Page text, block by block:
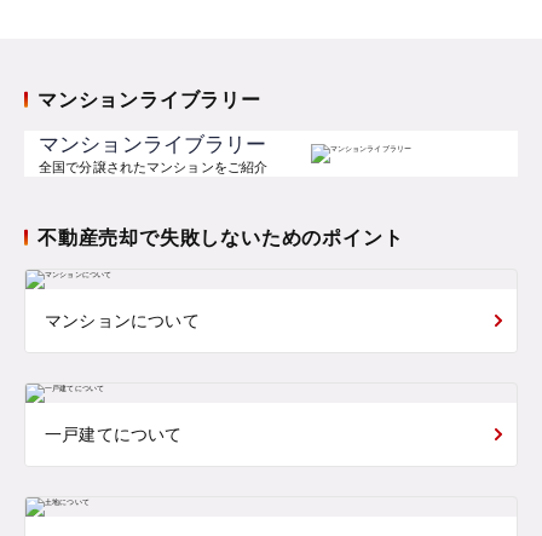
マンションライブラリー
マンションライブラリー
全国で分譲されたマンションをご紹介
不動産売却で失敗しないためのポイント
マンションについて
一戸建てについて